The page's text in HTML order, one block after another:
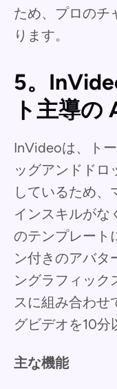
ため、プロのチ
ります。
5。
ト主導の
InVideoは、ト
ッグアンドドロ
しているため、
インスキルがな
のテンプレート
ン付きのアバタ
ングラフィック
スに組み合わせ
グビデオを10分
主な機能